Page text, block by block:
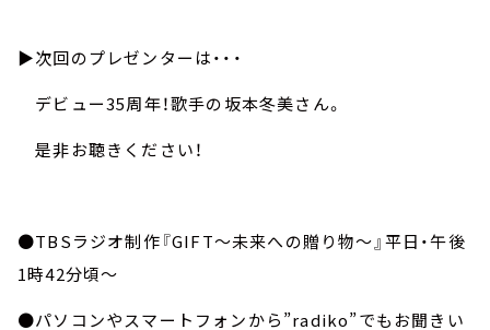
▶︎次回のプレゼンターは・・・
デビュー35周年！歌手の坂本冬美さん。
是非お聴きください！
●TBSラジオ制作『GIFT～未来への贈り物～』平日・午後
1時42分頃～
●パソコンやスマートフォンから”radiko”でもお聞きい